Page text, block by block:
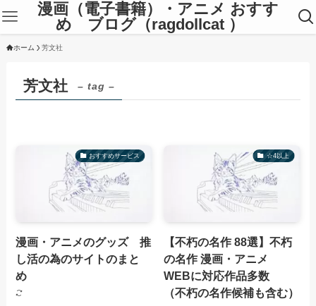
漫画（電子書籍）・アニメ おすす
め ブログ（ragdollcat ）
ホーム 芳文社
芳文社 – tag –
おすすめサービス
漫画・アニメのグッズ 推
し活の為のサイトのまと
め
☆4以上
【不朽の名作 88選】不朽
の名作 漫画・アニメ
WEBに対応作品多数
（不朽の名作候補も含む）